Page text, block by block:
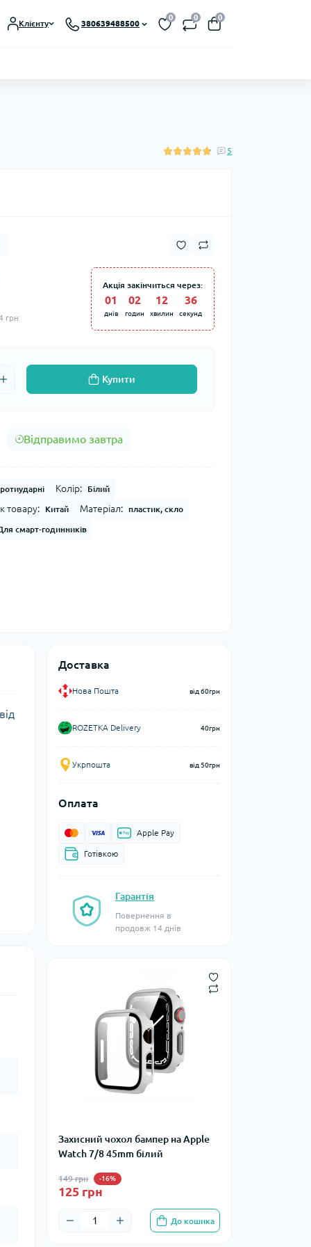
Клієнту 380639488500
0 0 0
5
грн
Акція закінчиться через:
01
днів
02
годин
12
хвилин
34
секунд
Купити
Відправимо завтра
Колір: Білий
товару: Китай Матеріал: пластик, скло
смарт-годинників
Доставка
Нова Пошта від 60грн
ROZETKA Delivery 40грн
Укрпошта від 50грн
Оплата
Apple Pay
Готівкою
Гарантія
Повернення в
продовж 14 днів
Захисний чохол бампер на Apple
Watch 7/8 45mm білий
149 грн -16%
125 грн
До кошика